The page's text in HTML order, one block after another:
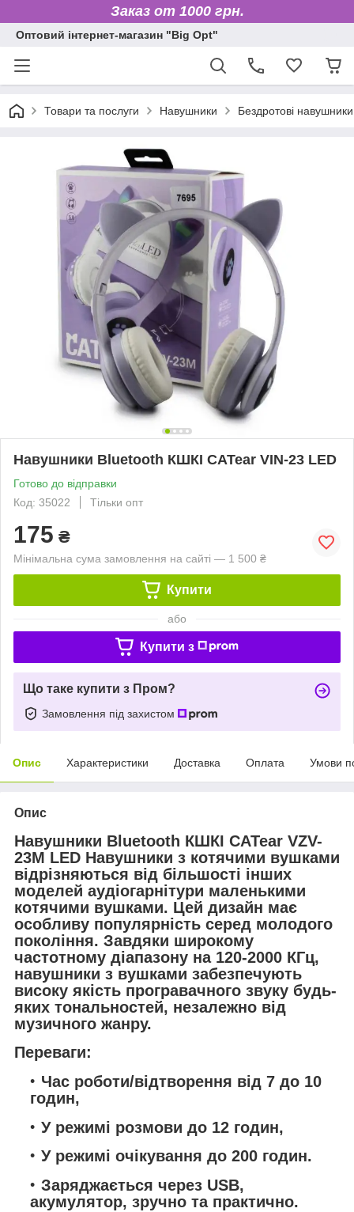
Заказ от 1000 грн.
Оптовий інтернет-магазин "Big Opt"
Товари та послуги Навушники Бездротові навушники
Навушники Bluetooth КШКІ CATear VIN-23 LED
Готово до відправки
Код: 35022
Тільки опт
175 ₴
Мінімальна сума замовлення на сайті — 1 500 ₴
Купити
або
Купити з
Що таке купити з Пром?
Замовлення під захистом
Опис Характеристики Доставка Оплата Умови
Опис
Навушники Bluetooth КШКІ CATear VZV-
23M LED Навушники з котячими вушками
відрізняються від більшості інших
моделей аудіогарнітури маленькими
котячими вушками. Цей дизайн має
особливу популярність серед молодого
покоління. Завдяки широкому
частотному діапазону на 120-2000 КГц,
навушники з вушками забезпечують
високу якість програвачного звуку будь-
яких тональностей, незалежно від
музичного жанру.
Переваги:
Час роботи/відтворення від 7 до 10
годин,
У режимі розмови до 12 годин,
У режимі очікування до 200 годин.
Заряджається через USB,
акумулятор, зручно та практично.